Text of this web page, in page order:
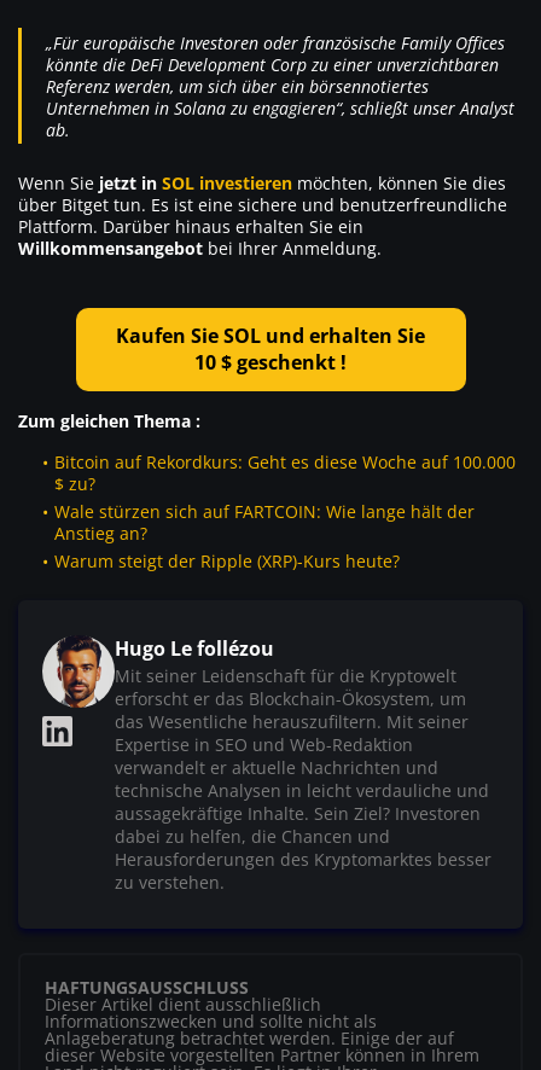
„Für europäische Investoren oder französische Family Offices
könnte die DeFi Development Corp zu einer unverzichtbaren
Referenz werden, um sich über ein börsennotiertes
Unternehmen in Solana zu engagieren“, schließt unser Analyst
ab.
Wenn Sie jetzt in SOL investieren möchten, können Sie dies
über Bitget tun. Es ist eine sichere und benutzerfreundliche
Plattform. Darüber hinaus erhalten Sie ein
Willkommensangebot bei Ihrer Anmeldung.
Kaufen Sie SOL und erhalten Sie
10 $ geschenkt !
Zum gleichen Thema :
Bitcoin auf Rekordkurs: Geht es diese Woche auf 100.000
$ zu?
Wale stürzen sich auf FARTCOIN: Wie lange hält der
Anstieg an?
Warum steigt der Ripple (XRP)-Kurs heute?
Hugo Le follézou
Mit seiner Leidenschaft für die Kryptowelt
erforscht er das Blockchain-Ökosystem, um
das Wesentliche herauszufiltern. Mit seiner
Expertise in SEO und Web-Redaktion
verwandelt er aktuelle Nachrichten und
technische Analysen in leicht verdauliche und
aussagekräftige Inhalte. Sein Ziel? Investoren
dabei zu helfen, die Chancen und
Herausforderungen des Kryptomarktes besser
zu verstehen.
HAFTUNGSAUSSCHLUSS
Dieser Artikel dient ausschließlich
Informationszwecken und sollte nicht als
Anlageberatung betrachtet werden. Einige der auf
dieser Website vorgestellten Partner können in Ihrem